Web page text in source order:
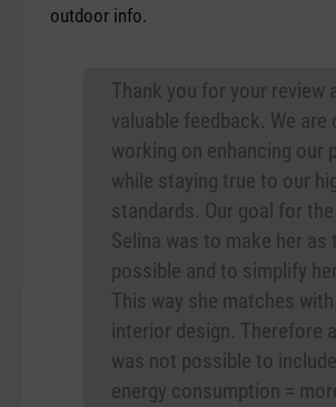
outdoor info.
Thank you for your review
valuable feedback. We
working on enhancing our
while staying true to our
standards. Our goal for
Selina was to make her as
possible and to simplify
This way she matches
interior design. Therefore
was not possible to
energy consumption =